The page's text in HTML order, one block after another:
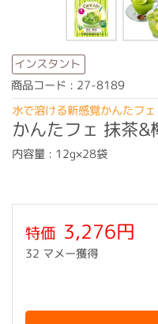
インスタント
商品コード : 27-8189
水で溶ける新感覚かんたフ
かんたフェ 抹茶
内容量 : 12g×28袋
特価 3,276円
32 マメー獲得